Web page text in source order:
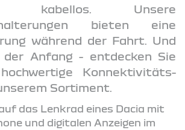
kabellos. Unsere
bieten eine
während der Fahrt. Und
Anfang - entdecken Sie
Konnektivitäts-
Sortiment.